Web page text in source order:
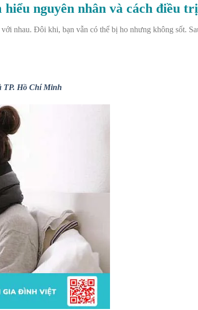
nguyên nhân và cách điều trị
nhau. Đôi khi, bạn vẫn có thể bị ho nhưng không sốt.
TP. Hồ Chí Minh